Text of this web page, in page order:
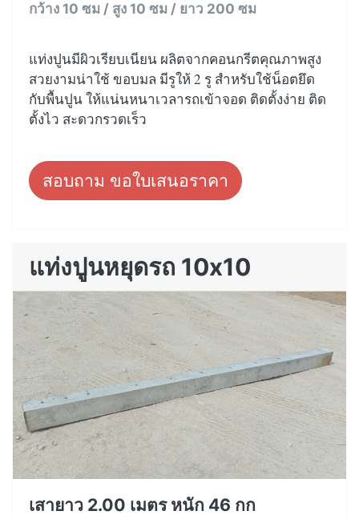
กว้าง 10 ซม / สูง 10 ซม / ยาว 200 ซม
แท่งปูนมีผิวเรียบเนียน ผลิตจากคอนกรีตคุณภาพสูง
สวยงามน่าใช้ ขอบมล มีรูให้ 2 รู สำหรับใช้น็อตยึด
กับพื้นปูน ให้แน่นหนาเวลารถเข้าจอด ติดตั้งง่าย ติด
ตั้งไว สะดวกรวดเร็ว
สอบถาม ขอใบเสนอราคา
แท่งปูนหยุดรถ 10x10
เสายาว 2.00 เมตร หนัก 46 กก